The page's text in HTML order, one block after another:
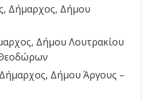
Δήμαρχος, Δήμου
Δήμου Λουτρακίου
Δήμου Άργους –